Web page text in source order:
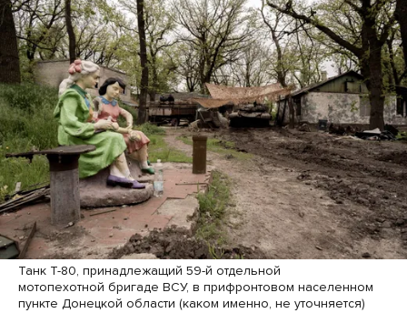
Танк Т-80, принадлежащий 59-й отдельной
мотопехотной бригаде ВСУ, в прифронтовом населенном
пункте Донецкой области (каком именно, не уточняется)